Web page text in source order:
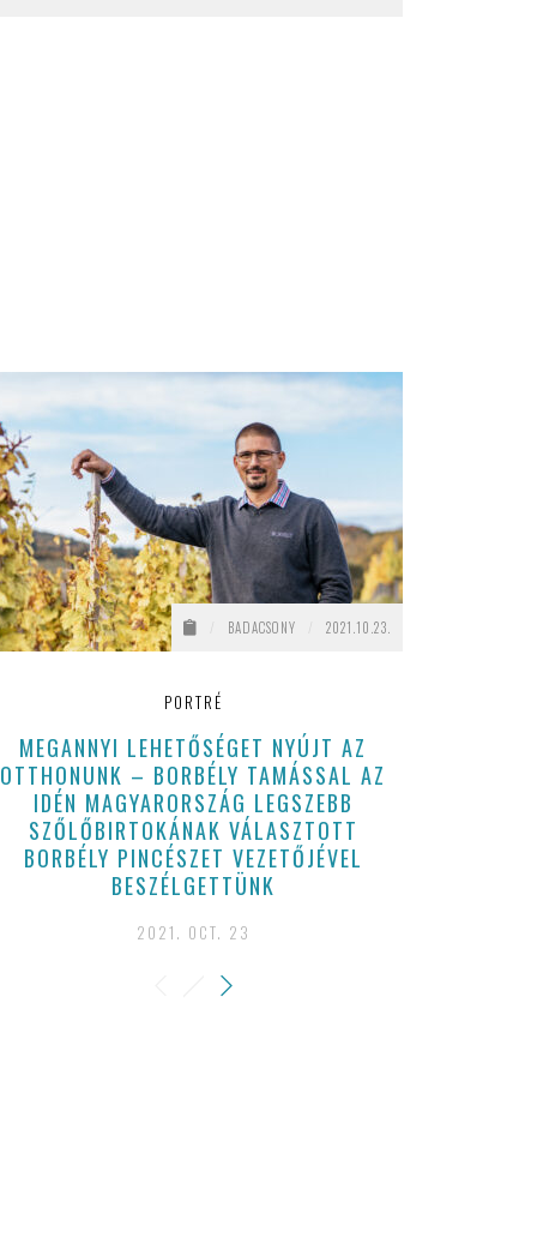
BADACSONY 2021.10.23.
PORTRÉ
MEGANNYI LEHETŐSÉGET NYÚJT AZ
OTTHONUNK – BORBÉLY TAMÁSSAL AZ
IDÉN MAGYARORSZÁG LEGSZEBB
SZŐLŐBIRTOKÁNAK VÁLASZTOTT
BORBÉLY PINCÉSZET VEZETŐJÉVEL
BESZÉLGETTÜNK
2021. OCT. 23